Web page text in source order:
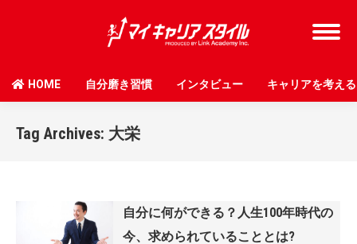
HOME 自分磨き習慣 インタビュー キャリアを考える
Tag Archives: 大栄
自分に何ができる？人生100年時代の
今、求められていることとは?